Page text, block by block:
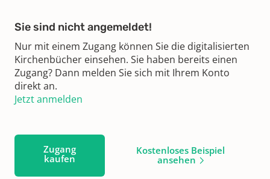
Sie sind nicht angemeldet!
Nur mit einem Zugang können Sie die digitalisierten
Kirchenbücher einsehen. Sie haben bereits einen
Zugang? Dann melden Sie sich mit Ihrem Konto
direkt an.
Jetzt anmelden
Zugang
kaufen
Kostenloses Beispiel
ansehen